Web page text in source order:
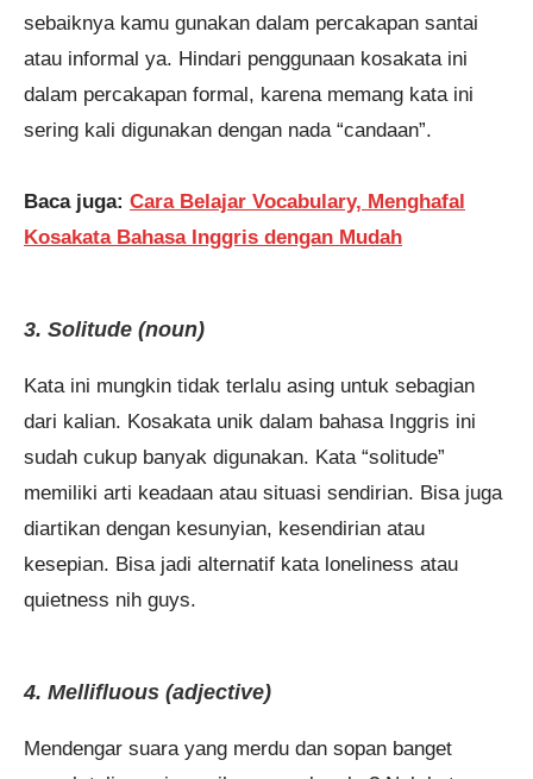
sebaiknya kamu gunakan dalam percakapan santai
atau informal ya. Hindari penggunaan kosakata ini
dalam percakapan formal, karena memang kata ini
sering kali digunakan dengan nada “candaan”.
Baca juga: Cara Belajar Vocabulary, Menghafal
Kosakata Bahasa Inggris dengan Mudah
3. Solitude (noun)
Kata ini mungkin tidak terlalu asing untuk sebagian
dari kalian. Kosakata unik dalam bahasa Inggris ini
sudah cukup banyak digunakan. Kata “solitude”
memiliki arti keadaan atau situasi sendirian. Bisa juga
diartikan dengan kesunyian, kesendirian atau
kesepian. Bisa jadi alternatif kata loneliness atau
quietness nih guys.
4. Mellifluous (adjective)
Mendengar suara yang merdu dan sopan banget